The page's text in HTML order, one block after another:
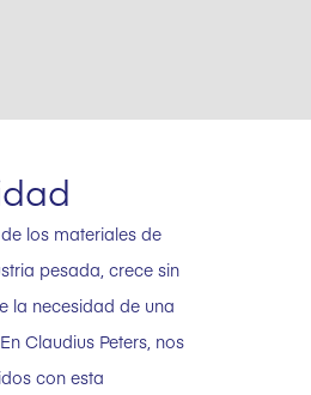
los materiales de
pesada, crece sin
la necesidad de una
Claudius Peters, nos
con esta